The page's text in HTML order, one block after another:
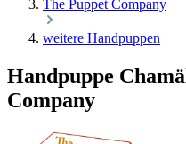
The Puppet Company
weitere Handpuppen
Handpuppe
Company